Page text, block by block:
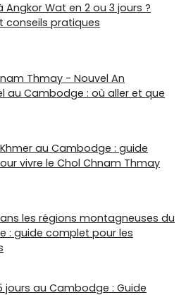
Angkor Wat en 2 ou 3 jours ?
conseils pratiques
Thmay - Nouvel An
au Cambodge : où aller et que
au Cambodge : guide
vivre le Chol Chnam Thmay
les régions montagneuses du
: guide complet pour les
jours au Cambodge : Guide